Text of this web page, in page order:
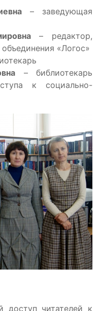
– заведующая
– редактор,
«Логос»
– библиотекарь
к социально-
доступ читателей к